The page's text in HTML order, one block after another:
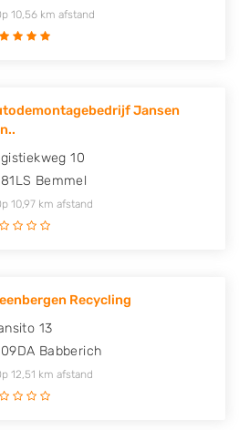
10,56 km afstand
Jansen
10
Bemmel
10,97 km afstand
Recycling
13
Babberich
12,51 km afstand